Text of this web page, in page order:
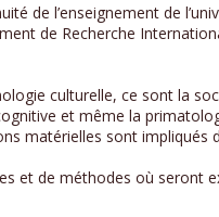
de l’enseignement de
de Recherche
culturelle, ce sont la
et même la
matérielles sont impliqués
et de méthodes où